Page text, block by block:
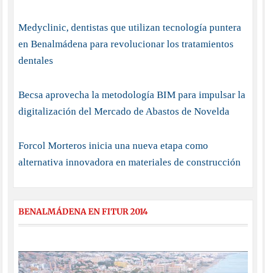
Medyclinic, dentistas que utilizan tecnología puntera
en Benalmádena para revolucionar los tratamientos
dentales
Becsa aprovecha la metodología BIM para impulsar la
digitalización del Mercado de Abastos de Novelda
Forcol Morteros inicia una nueva etapa como
alternativa innovadora en materiales de construcción
BENALMÁDENA EN FITUR 2014